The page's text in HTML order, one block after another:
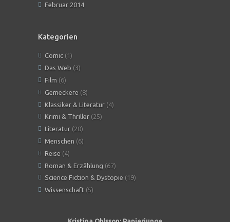
Februar 2014
Kategorien
Comic (1)
Das Web (3)
Film (6)
Gemeckere (8)
Klassiker & Literatur (4)
Krimi & Thriller (25)
Literatur (20)
Menschen (6)
Reise (4)
Roman & Erzählung (67)
Science Fiction & Dystopie (19)
Wissenschaft (5)